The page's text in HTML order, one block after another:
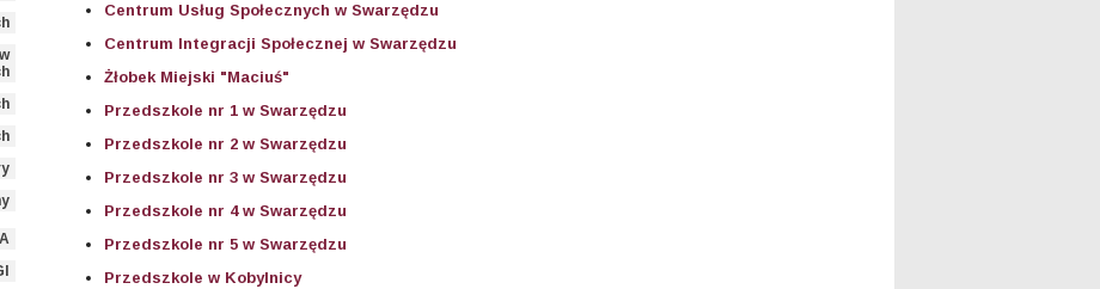
Centrum Usług Społecznych w Swarzędzu
Centrum Integracji Społecznej w Swarzędzu
Żłobek Miejski "Maciuś"
Przedszkole nr 1 w Swarzędzu
Przedszkole nr 2 w Swarzędzu
Przedszkole nr 3 w Swarzędzu
Przedszkole nr 4 w Swarzędzu
Przedszkole nr 5 w Swarzędzu
Przedszkole w Kobylnicy